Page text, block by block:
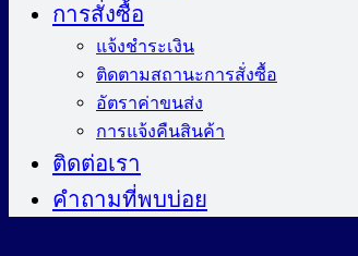
การสั่งซื้อ
แจ้งชำระเงิน
ติดตามสถานะการสั่งซื้อ
อัตราค่าขนส่ง
การแจ้งคืนสินค้า
ติดต่อเรา
คำถามที่พบบ่อย